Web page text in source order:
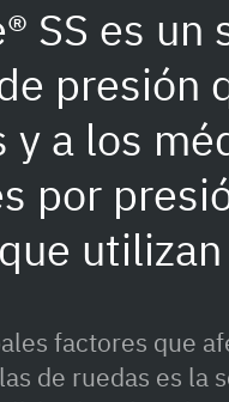
SS es un
presión
y a los
por
factores que
de ruedas es la